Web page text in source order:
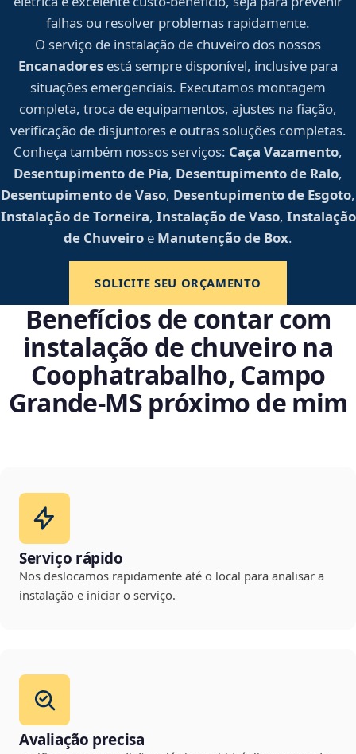
falhas ou resolver problemas rapidamente.
O serviço de instalação de chuveiro dos nossos
Encanadores está sempre disponível, inclusive para
situações emergenciais. Executamos montagem
completa, troca de equipamentos, ajustes na fiação,
verificação de disjuntores e outras soluções completas.
Conheça também nossos serviços: Caça Vazamento,
Desentupimento de Pia, Desentupimento de Ralo,
Desentupimento de Vaso, Desentupimento de Esgoto,
Instalação de Torneira, Instalação de Vaso, Instalação
de Chuveiro e Manutenção de Box.
SOLICITE SEU ORÇAMENTO
Benefícios de contar com
instalação de chuveiro na
Coophatrabalho, Campo
Grande‑MS próximo de mim
Serviço rápido
Nos deslocamos rapidamente até o local para analisar a
instalação e iniciar o serviço.
Avaliação precisa